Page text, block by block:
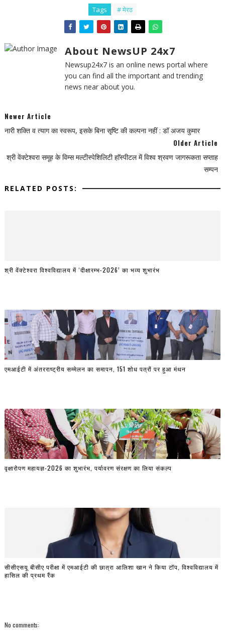
Tags # मेरठ
About NewsUP 24x7
Newsup24x7 is an online news portal where
you can find all the important and trending
news near about you.
Newer Article
नारी शक्ति व त्याग का स्वरूप, इसके बिना सृष्टि की कल्पना नहीं : डॉ अजय कुमार
Older Article
श्री वेंक्टेश्वरा समूह के विम्स मल्टीस्पेशिलिटी हाॅस्पीटल में विश्व श्रवण जागरूकता सप्ताह
सम्पन
RELATED POSTS:
श्री वेंक्टेश्वरा विश्वविद्यालय में ‘दीक्षारम्भ-2026’ का भव्य शुभारंभ
एमआईटी में अंतरराष्ट्रीय सम्मेलन का समापन, 151 शोध पत्रों पर हुआ मंथन
वृक्षारोपण महायज्ञ-2026 का शुभारंभ, पर्यावरण संरक्षण का लिया संकल्प
सीसीएसयू बीसीए परीक्षा में एमआईटी की छात्रा आलिशा खान ने किया टॉप, विश्वविद्यालय में
हासिल की प्रथम रैंक
No comments: